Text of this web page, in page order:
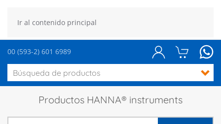
Ir al contenido principal
00 (593-2) 601 6989
Productos HANNA® instruments